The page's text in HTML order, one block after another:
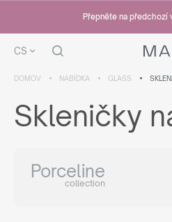
Přepněte na předchozí
CS
DOMOV NABÍDKA GLASS
Skleničky
Porceline
collection